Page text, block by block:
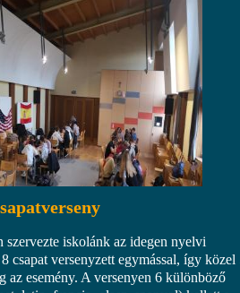
szervezte iskolánk az idegen nyelvi
csapat versenyzett egymással, így közel
az esemény. A versenyen 6 különböző